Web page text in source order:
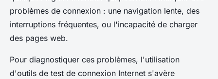
problèmes de connexion : une navigation lente, des
interruptions fréquentes, ou l'incapacité de charger
des pages web.
Pour diagnostiquer ces problèmes, l'utilisation
d'outils de test de connexion Internet s'avère